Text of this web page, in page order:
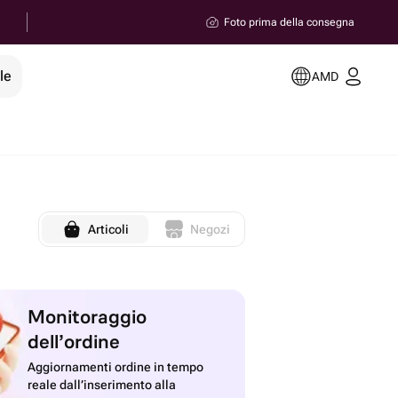
Foto prima della consegna
AMD
Articoli Negozi
Monitoraggio
dell’ordine
Aggiornamenti ordine in tempo
reale dall’inserimento alla